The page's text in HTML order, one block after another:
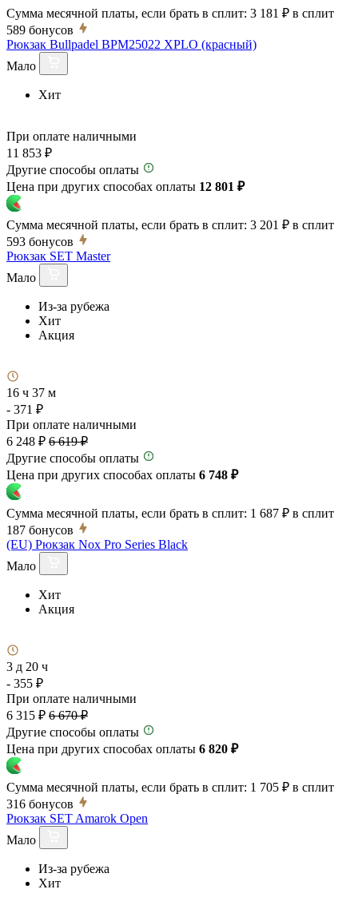
Сумма месячной платы, если брать в сплит: 3 181 ₽ в сплит
589 бонусов
Рюкзак Bullpadel BPM25022 XPLO (красный)
Мало
Хит
При оплате наличными
11 853 ₽
Другие способы оплаты
Цена при других способах оплаты 12 801 ₽
Сумма месячной платы, если брать в сплит: 3 201 ₽ в сплит
593 бонусов
Рюкзак SET Master
Мало
Из-за рубежа
Хит
Акция
16 ч 37 м
- 371 ₽
При оплате наличными
6 248 ₽ 6 619 ₽
Другие способы оплаты
Цена при других способах оплаты 6 748 ₽
Сумма месячной платы, если брать в сплит: 1 687 ₽ в сплит
187 бонусов
(EU) Рюкзак Nox Pro Series Black
Мало
Хит
Акция
3 д 20 ч
- 355 ₽
При оплате наличными
6 315 ₽ 6 670 ₽
Другие способы оплаты
Цена при других способах оплаты 6 820 ₽
Сумма месячной платы, если брать в сплит: 1 705 ₽ в сплит
316 бонусов
Рюкзак SET Amarok Open
Мало
Из-за рубежа
Хит